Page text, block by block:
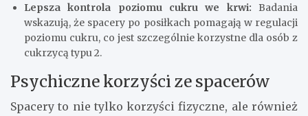
Lepsza kontrola poziomu cukru we krwi: Badania
wskazują, że spacery po posiłkach pomagają w regulacji
poziomu cukru, co jest szczególnie korzystne dla osób z
cukrzycą typu 2.
Psychiczne korzyści ze spacerów
Spacery to nie tylko korzyści fizyczne, ale również